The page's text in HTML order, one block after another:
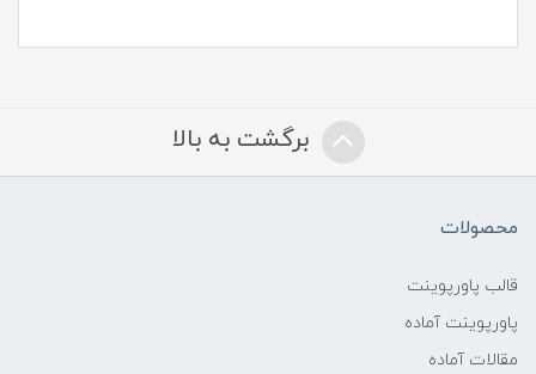
برگشت به بالا
محصولات
قالب پاورپوینت
پاورپوینت آماده
مقالات آماده